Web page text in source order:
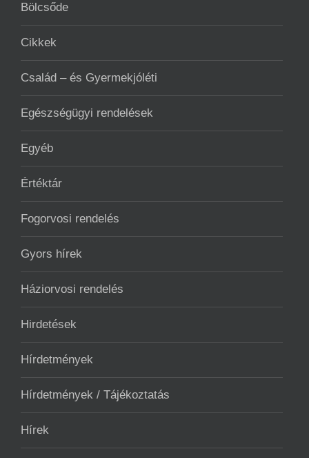
Bölcsőde
Cikkek
Család – és Gyermekjóléti
Egészségügyi rendelések
Egyéb
Értéktár
Fogorvosi rendelés
Gyors hírek
Háziorvosi rendelés
Hirdetések
Hírdetmények
Hírdetmények / Tájékoztatás
Hírek